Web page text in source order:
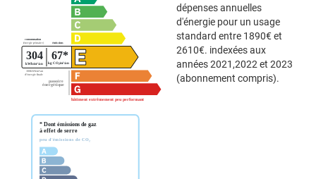
dépenses annuelles
d'énergie pour un usage
standard entre 1890€ et
2610€. indexées aux
années 2021,2022 et 2023
(abonnement compris).